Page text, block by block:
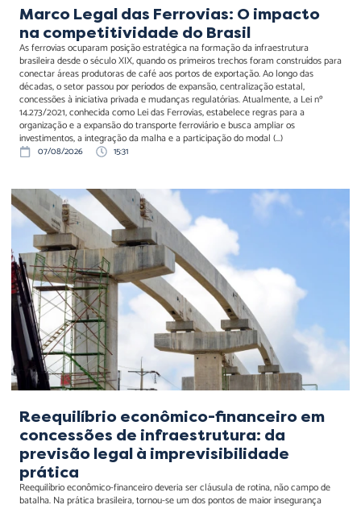
Marco Legal das Ferrovias: O impacto
na competitividade do Brasil
As ferrovias ocuparam posição estratégica na formação da infraestrutura
brasileira desde o século XIX, quando os primeiros trechos foram construídos para
conectar áreas produtoras de café aos portos de exportação. Ao longo das
décadas, o setor passou por períodos de expansão, centralização estatal,
concessões à iniciativa privada e mudanças regulatórias. Atualmente, a Lei nº
14.273/2021, conhecida como Lei das Ferrovias, estabelece regras para a
organização e a expansão do transporte ferroviário e busca ampliar os
investimentos, a integração da malha e a participação do modal (...)
07/08/2026 15:31
Reequilíbrio econômico-
financeiro em concessões
de infraestrutura: da
previsão legal à
imprevisibilidade prática
Reequilíbrio econômico-financeiro em
concessões de infraestrutura: da
previsão legal à imprevisibilidade
prática
Reequilíbrio econômico-financeiro deveria ser cláusula de rotina, não campo de
batalha. Na prática brasileira, tornou-se um dos pontos de maior insegurança